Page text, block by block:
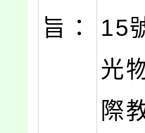
旨：
15
光
際